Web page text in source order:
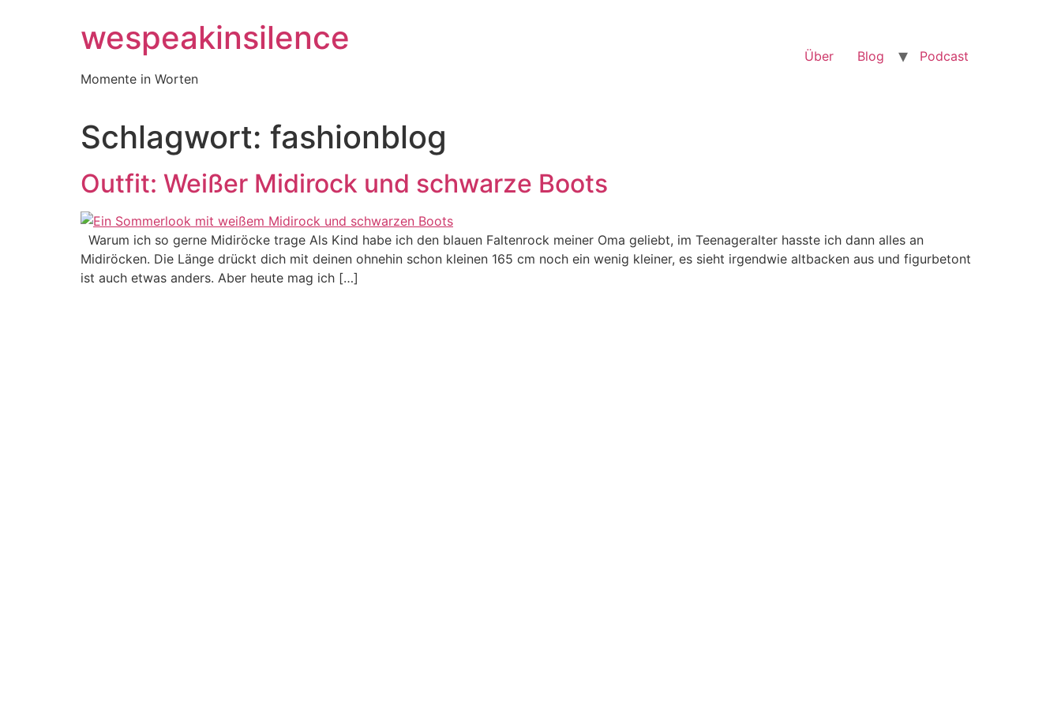
wespeakinsilence
Momente in Worten
Über Blog Podcast
Schlagwort: fashionblog
Outfit: Weißer Midirock und schwarze Boots
Warum ich so gerne Midiröcke trage Als Kind habe ich den blauen Faltenrock meiner Oma geliebt, im Teenageralter hasste ich dann alles an
Midiröcken. Die Länge drückt dich mit deinen ohnehin schon kleinen 165 cm noch ein wenig kleiner, es sieht irgendwie altbacken aus und figurbetont
ist auch etwas anders. Aber heute mag ich […]